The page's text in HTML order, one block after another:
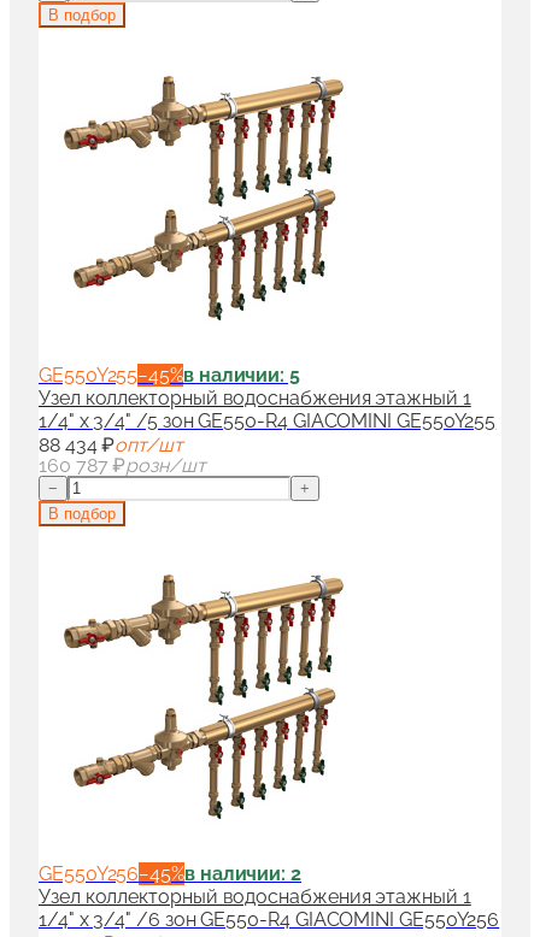
В подбор
GE550Y255−45%в наличии: 5
Узел коллекторный водоснабжения этажный 1
1/4" x 3/4" /5 зон GE550-R4 GIACOMINI GE550Y255
88 434 ₽опт/шт
160 787 ₽розн/шт
−
+
В подбор
GE550Y256−45%в наличии: 2
Узел коллекторный водоснабжения этажный 1
1/4" x 3/4" /6 зон GE550-R4 GIACOMINI GE550Y256